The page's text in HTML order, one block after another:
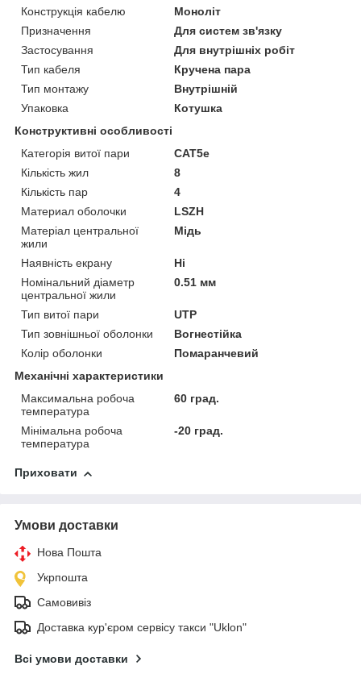
Конструкція кабелю
Моноліт
Призначення
Для систем зв'язку
Застосування
Для внутрішніх робіт
Тип кабеля
Кручена пара
Тип монтажу
Внутрішній
Упаковка
Котушка
Конструктивні особливості
Категорія витої пари
САТ5е
Кількість жил
8
Кількість пар
4
Материал оболочки
LSZH
Матеріал центральної
жили
Мідь
Наявність екрану
Ні
Номінальний діаметр
центральної жили
0.51 мм
Тип витої пари
UTP
Тип зовнішньої оболонки
Вогнестійка
Колір оболонки
Помаранчевий
Механічні характеристики
Максимальна робоча
температура
60 град.
Мінімальна робоча
температура
-20 град.
Приховати
Умови доставки
Нова Пошта
Укрпошта
Самовивіз
Доставка кур'єром сервісу такси "Uklon"
Всі умови доставки